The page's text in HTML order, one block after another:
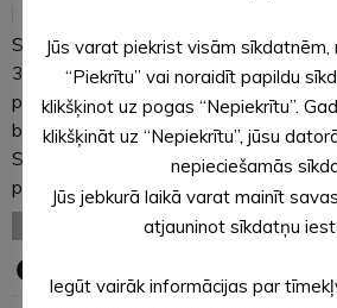
Sakarā ar pāreju uz vasaras laiku naktī
31. martu, pagriežot pulksteņa
priekšu, Nr.7906
būs noteikta braukšanas kārtība.
Smiltene–Alūksne reiss Alūksnes
plkst.2.00…
Jūs varat piekrist visām sīkdatnēm,
“Piekrītu” vai noraidīt papildu
klikšķinot uz pogas “Nepiekrītu”.
klikšķināt uz “Nepiekrītu”, jūsu
nepieciešamās
Jūs jebkurā laikā varat mainīt
atjauninot sīkdatņu
Iegūt vairāk informācijas par